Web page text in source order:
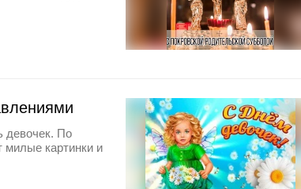
девочек. По
милые картинки и